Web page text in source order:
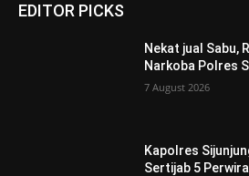
EDITOR PICKS
Nekat jual Sabu,
Narkoba Polres
7 August 2026
Kapolres
Sertijab 5 Perwira